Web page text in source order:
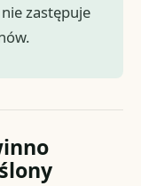
zastępuje